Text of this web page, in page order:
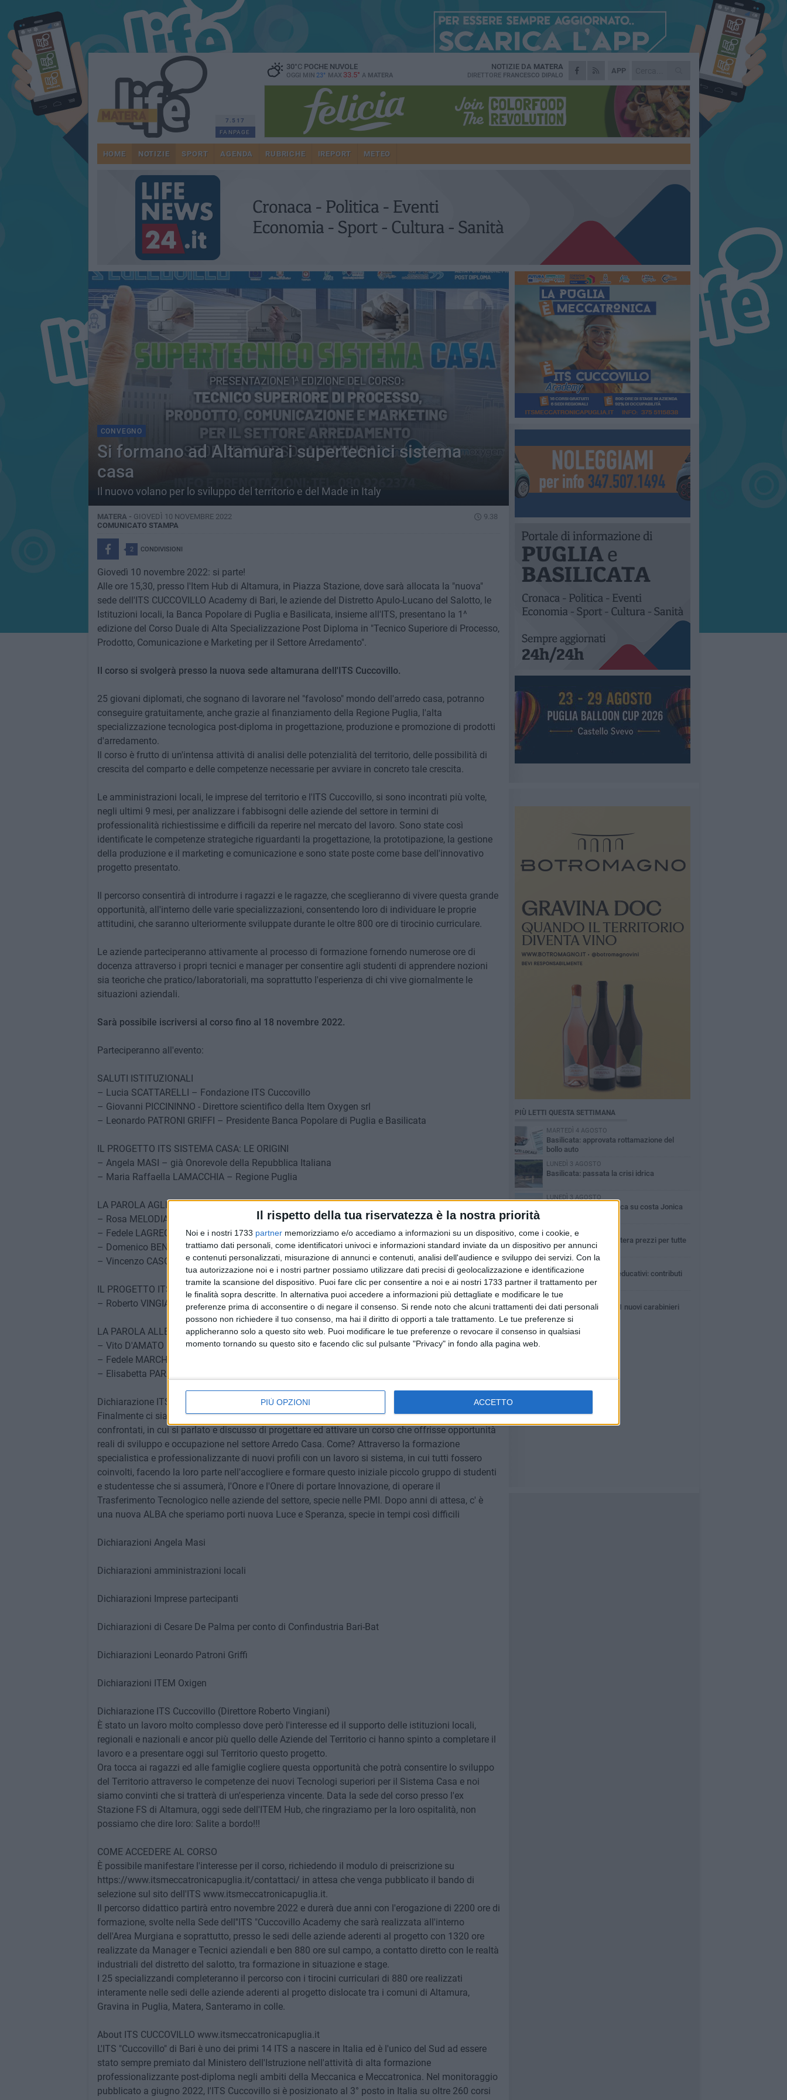
Il rispetto della tua riservatezza è la nostra priorità
Noi e i nostri 1733 partner memorizziamo e/o accediamo a informazioni su un dispositivo, come i cookie, e
trattiamo dati personali, come identificatori univoci e informazioni standard inviate da un dispositivo per annunci
e contenuti personalizzati, misurazione di annunci e contenuti, analisi dell'audience e sviluppo dei servizi. Con la
tua autorizzazione noi e i nostri partner possiamo utilizzare dati precisi di geolocalizzazione e identificazione
tramite la scansione del dispositivo. Puoi fare clic per consentire a noi e ai nostri 1733 partner il trattamento per
le finalità sopra descritte. In alternativa puoi accedere a informazioni più dettagliate e modificare le tue
preferenze prima di acconsentire o di negare il consenso. Si rende noto che alcuni trattamenti dei dati personali
possono non richiedere il tuo consenso, ma hai il diritto di opporti a tale trattamento. Le tue preferenze si
applicheranno solo a questo sito web. Puoi modificare le tue preferenze o revocare il consenso in qualsiasi
momento tornando su questo sito e facendo clic sul pulsante "Privacy" in fondo alla pagina web.
PIÙ OPZIONI ACCETTO
7.517
FANPAGE
30°CPOCHE NUVOLE
OGGI MIN 23° MAX 33.5° A MATERA
APP
NOTIZIE DA MATERA
DIRETTORE FRANCESCO DIPALO
HOME NOTIZIE SPORT AGENDA RUBRICHE IREPORT METEO
CONVEGNO
Si formano ad Altamura i supertecnici sistema
casa
Il nuovo volano per lo sviluppo del territorio e del Made in Italy
MATERA - GIOVEDÌ 10 NOVEMBRE 2022
9.38
COMUNICATO STAMPA
2 CONDIVISIONI
Giovedì 10 novembre 2022: si parte!
Alle ore 15,30, presso l'Item Hub di Altamura, in Piazza Stazione, dove sarà allocata la "nuova"
sede dell'ITS CUCCOVILLO Academy di Bari, le aziende del Distretto Apulo-Lucano del Salotto, le
Istituzioni locali, la Banca Popolare di Puglia e Basilicata, insieme all'ITS, presentano la 1^
edizione del Corso Duale di Alta Specializzazione Post Diploma in "Tecnico Superiore di Processo,
Prodotto, Comunicazione e Marketing per il Settore Arredamento".
Il corso si svolgerà presso la nuova sede altamurana dell'ITS Cuccovillo.
25 giovani diplomati, che sognano di lavorare nel "favoloso" mondo dell'arredo casa, potranno
conseguire gratuitamente, anche grazie al finanziamento della Regione Puglia, l'alta
specializzazione tecnologica post-diploma in progettazione, produzione e promozione di prodotti
d'arredamento.
Il corso è frutto di un'intensa attività di analisi delle potenzialità del territorio, delle possibilità di
crescita del comparto e delle competenze necessarie per avviare in concreto tale crescita.
Le amministrazioni locali, le imprese del territorio e l'ITS Cuccovillo, si sono incontrati più volte,
negli ultimi 9 mesi, per analizzare i fabbisogni delle aziende del settore in termini di
professionalità richiestissime e difficili da reperire nel mercato del lavoro. Sono state così
identificate le competenze strategiche riguardanti la progettazione, la prototipazione, la gestione
della produzione e il marketing e comunicazione e sono state poste come base dell'innovativo
progetto presentato.
Il percorso consentirà di introdurre i ragazzi e le ragazze, che sceglieranno di vivere questa grande
opportunità, all'interno delle varie specializzazioni, consentendo loro di individuare le proprie
attitudini, che saranno ulteriormente sviluppate durante le oltre 800 ore di tirocinio curriculare.
Le aziende parteciperanno attivamente al processo di formazione fornendo numerose ore di
docenza attraverso i propri tecnici e manager per consentire agli studenti di apprendere nozioni
sia teoriche che pratico/laboratoriali, ma soprattutto l'esperienza di chi vive giornalmente le
situazioni aziendali.
Sarà possibile iscriversi al corso fino al 18 novembre 2022.
Parteciperanno all'evento:
SALUTI ISTITUZIONALI
– Lucia SCATTARELLI – Fondazione ITS Cuccovillo
– Giovanni PICCININNO - Direttore scientifico della Item Oxygen srl
– Leonardo PATRONI GRIFFI – Presidente Banca Popolare di Puglia e Basilicata
IL PROGETTO ITS SISTEMA CASA: LE ORIGINI
– Angela MASI – già Onorevole della Repubblica Italiana
– Maria Raffaella LAMACCHIA – Regione Puglia
LA PAROLA AGLI ENTI LOCALI
– Rosa MELODIA – Sindaca Comune di Altamura
– Fedele LAGRECA – Sindaco Comune di Gravina in Puglia
– Domenico BENNARDI – Sindaco Comune di Matera
– Vincenzo CASONE – Sindaco Comune di Santeramo in Colle
IL PROGETTO ITS SISTEMA CASA: LA PRIMA EDIZIONE DEL CORSO
– Roberto VINGIANI - Fondazione ITS Cuccovillo
LA PAROLA ALLE AZIENDE DEL TERRITORIO
– Vito D'AMATO – RDD Italia srl
– Fedele MARCHETTI – FEMA Industry srl – Consorzio CIM
– Elisabetta PARADISO – Natuzzi spa
Dichiarazione ITS Cuccovillo (Lucia Scattarelli Presidente)
Finalmente ci siamo! Dopo tanto febbrile lavoro, dopo tanti incontri nei quali ci si è concretamente
confrontati, in cui si parlato e discusso di progettare ed attivare un corso che offrisse opportunità
reali di sviluppo e occupazione nel settore Arredo Casa. Come? Attraverso la formazione
specialistica e professionalizzante di nuovi profili con un lavoro si sistema, in cui tutti fossero
coinvolti, facendo la loro parte nell'accogliere e formare questo iniziale piccolo gruppo di studenti
e studentesse che si assumerà, l'Onore e l'Onere di portare Innovazione, di operare il
Trasferimento Tecnologico nelle aziende del settore, specie nelle PMI. Dopo anni di attesa, c' è
una nuova ALBA che speriamo porti nuova Luce e Speranza, specie in tempi così difficili
Dichiarazioni Angela Masi
Dichiarazioni amministrazioni locali
Dichiarazioni Imprese partecipanti
Dichiarazioni di Cesare De Palma per conto di Confindustria Bari-Bat
Dichiarazioni Leonardo Patroni Griffi
Dichiarazioni ITEM Oxigen
Dichiarazione ITS Cuccovillo (Direttore Roberto Vingiani)
È stato un lavoro molto complesso dove però l'interesse ed il supporto delle istituzioni locali,
regionali e nazionali e ancor più quello delle Aziende del Territorio ci hanno spinto a completare il
lavoro e a presentare oggi sul Territorio questo progetto.
Ora tocca ai ragazzi ed alle famiglie cogliere questa opportunità che potrà consentire lo sviluppo
del Territorio attraverso le competenze dei nuovi Tecnologi superiori per il Sistema Casa e noi
siamo convinti che si tratterà di un'esperienza vincente. Data la sede del corso presso l'ex
Stazione FS di Altamura, oggi sede dell'ITEM Hub, che ringraziamo per la loro ospitalità, non
possiamo che dire loro: Salite a bordo!!!
COME ACCEDERE AL CORSO
È possibile manifestare l'interesse per il corso, richiedendo il modulo di preiscrizione su
https://www.itsmeccatronicapuglia.it/contattaci/ in attesa che venga pubblicato il bando di
selezione sul sito dell'ITS www.itsmeccatronicapuglia.it.
Il percorso didattico partirà entro novembre 2022 e durerà due anni con l'erogazione di 2200 ore di
formazione, svolte nella Sede dell''ITS "Cuccovillo Academy che sarà realizzata all'interno
dell'Area Murgiana e soprattutto, presso le sedi delle aziende aderenti al progetto con 1320 ore
realizzate da Manager e Tecnici aziendali e ben 880 ore sul campo, a contatto diretto con le realtà
industriali del distretto del salotto, tra formazione in situazione e stage.
I 25 specializzandi completeranno il percorso con i tirocini curriculari di 880 ore realizzati
interamente nelle sedi delle aziende aderenti al progetto dislocate tra i comuni di Altamura,
Gravina in Puglia, Matera, Santeramo in colle.
About ITS CUCCOVILLO www.itsmeccatronicapuglia.it
L'ITS "Cuccovillo" di Bari è uno dei primi 14 ITS a nascere in Italia ed è l'unico del Sud ad essere
stato sempre premiato dal Ministero dell'Istruzione nell'attività di alta formazione
professionalizzante post-diploma negli ambiti della Meccanica e Meccatronica. Nel monitoraggio
pubblicato a giugno 2022, l'ITS Cuccovillo si è posizionato al 3° posto in Italia su oltre 260 corsi
PIÙ LETTI QUESTA SETTIMANA
MARTEDÌ 4 AGOSTO
Basilicata: approvata rottamazione del
bollo auto
LUNEDÌ 3 AGOSTO
Basilicata: passata la crisi idrica
LUNEDÌ 3 AGOSTO
Guardia medica turistica su costa Jonica
SABATO 1 AGOSTO
Confcommercio: a Matera prezzi per tutte
le tasche
Centri estivi e servizi educativi: contributi
alle famiglie
GIOVEDÌ 6 AGOSTO
In Basilicata arrivati 61 nuovi carabinieri